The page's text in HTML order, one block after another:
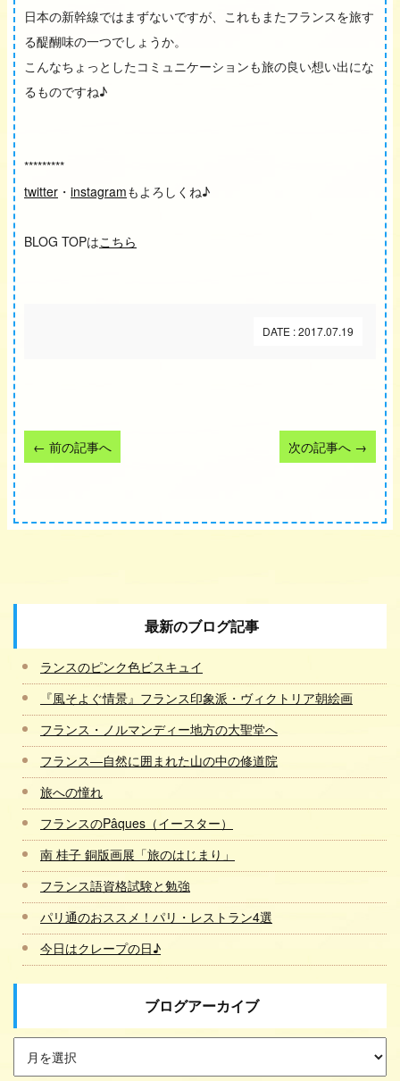
日本の新幹線ではまずないですが、これもまたフランスを旅す
る醍醐味の一つでしょうか。
こんなちょっとしたコミュニケーションも旅の良い想い出にな
るものですね♪
*********
twitter ・ instagramもよろしくね♪
BLOG TOPはこちら
DATE : 2017.07.19
← 前の記事へ 次の記事へ →
最新のブログ記事
ランスのピンク色ビスキュイ
『風そよぐ情景』フランス印象派・ヴィクトリア朝絵画
フランス・ノルマンディー地方の大聖堂へ
フランス―自然に囲まれた山の中の修道院
旅への憧れ
フランスのPâques（イースター）
南 桂子 銅版画展「旅のはじまり」
フランス語資格試験と勉強
パリ通のおススメ！パリ・レストラン4選
今日はクレープの日♪
ブログアーカイブ